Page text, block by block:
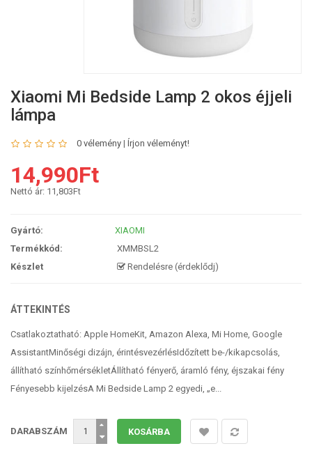
Xiaomi Mi Bedside Lamp 2 okos éjjeli
lámpa
0 vélemény | Írjon véleményt!
14,990Ft
Nettó ár: 11,803Ft
Gyártó:
XIAOMI
Termékkód:
XMMBSL2
Készlet
Rendelésre (érdeklődj)
ÁTTEKINTÉS
Csatlakoztatható: Apple HomeKit, Amazon Alexa, Mi Home, Google
AssistantMinőségi dizájn, érintésvezérlésIdőzített be-/kikapcsolás,
állítható színhőmérsékletÁllítható fényerő, áramló fény, éjszakai fény
Fényesebb kijelzésA Mi Bedside Lamp 2 egyedi, „e...
DARABSZÁM